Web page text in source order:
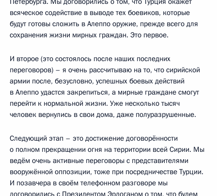
всяческое содействие в выводе тех боевиков, которые
будут готовы сложить в Алеппо оружие, прежде всего для
сохранения жизни мирных граждан. Это первое.
И второе (это состоялось после наших последних
переговоров) – я очень рассчитываю на то, что сирийской
армии после, безусловно, успешных боевых действий
в Алеппо удастся закрепиться, а мирные граждане смогут
перейти к нормальной жизни. Уже несколько тысяч
человек вернулись в свои дома, даже полуразрушенные.
Следующий этап – это достижение договорённости
о полном прекращении огня на территории всей Сирии. Мы
ведём очень активные переговоры с представителями
вооружённой оппозиции, тоже при посредничестве Турции.
И позавчера в своём телефонном разговоре мы
договорились с Президентом Эрдоганом о том, что будем